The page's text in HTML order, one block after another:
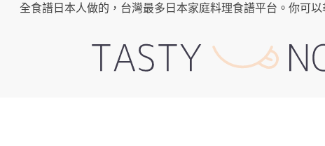
全食譜日本人做的，台灣最多日本家庭料理食譜平台。你可以